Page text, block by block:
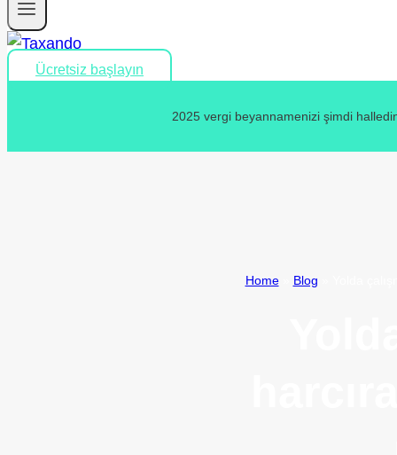
Ücretsiz başlayın
2025 vergi beyannamenizi şimdi
Home» Blog